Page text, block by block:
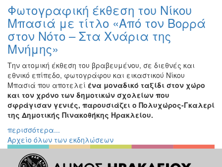
Συνέδρια
Ημερίδες
-
Διημερίδες
Σεμινάρια-
Διαλέξεις-
Ομιλίες
Διάφορες
Εκθέσεις
Εκδηλώσεις
για
Παιδιά
Άλλες
Εκδηλώσεις
Φωτογραφική έκθεση του Νίκου
Μπασιά με τίτλο «Από τον Βορρά
στον Νότο – Στα Χνάρια της
Μνήμης»
Την ατομική έκθεση του βραβευμένου, σε διεθνές και
εθνικό επίπεδο, φωτογράφου και εικαστικού Νίκου
Μπασιά που αποτελεί ένα μοναδικό ταξίδι στον χώρο
και τον χρόνο των δημοτικών σχολείων που
σφράγισαν γενιές, παρουσιάζει ο Πολυχώρος-Γκαλερί
της Δημοτικής Πινακοθήκης Ηρακλείου.
περισσότερα...
Αρχείο όλων των εκδηλώσεων